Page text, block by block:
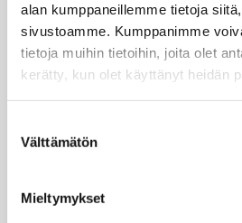
alan kumppaneillemme tietoja
sivustoamme. Kumppanimme
tietoja muihin tietoihin, joita olet
kerätty, kun olet käyttänyt heidän
valinta
Välttämätön
Mieltymykset
Matkalaskut
AJANKOHTAISTA